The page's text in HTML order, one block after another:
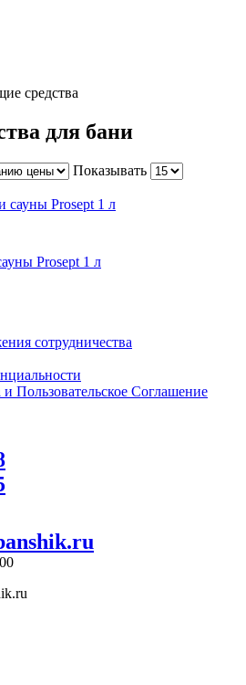
средства
для бани
Показывать
Prosept 1 л
сотрудничества
Пользовательское Соглашение